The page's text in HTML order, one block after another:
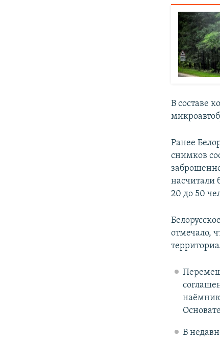
В составе
Ранее
снимков
насчитали
20 до 50
отмечало,
В